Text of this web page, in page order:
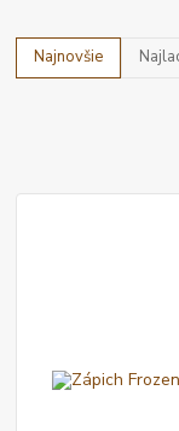
Najnovšie